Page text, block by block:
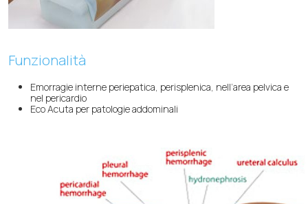
Funzionalità
Emorragie interne periepatica, perisplenica, nell’area pelvica e
nel pericardio
Eco Acuta per patologie addominali